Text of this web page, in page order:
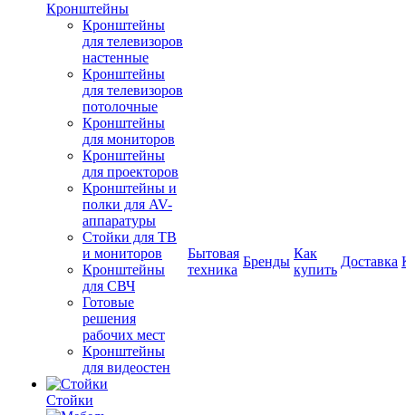
Кронштейны
Кронштейны
для телевизоров
настенные
Кронштейны
для телевизоров
потолочные
Кронштейны
для мониторов
Кронштейны
для проекторов
Кронштейны и
полки для AV-
аппаратуры
Стойки для ТВ
и мониторов
Кронштейны
для СВЧ
Готовые
решения
рабочих мест
Кронштейны
для видеостен
Стойки
Бытовая
техника
Бренды
Как
купить
Доставка